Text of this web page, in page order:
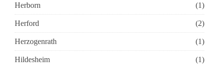
Herborn (1)
Herford (2)
Herzogenrath (1)
Hildesheim (1)